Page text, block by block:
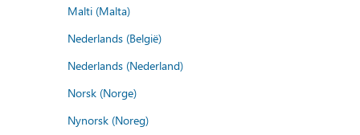
Malti (Malta)
Nederlands (België)
Nederlands (Nederland)
Norsk (Norge)
Nynorsk (Noreg)